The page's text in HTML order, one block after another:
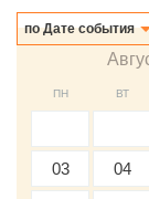
по Дате события
ПН ВТ
03 04